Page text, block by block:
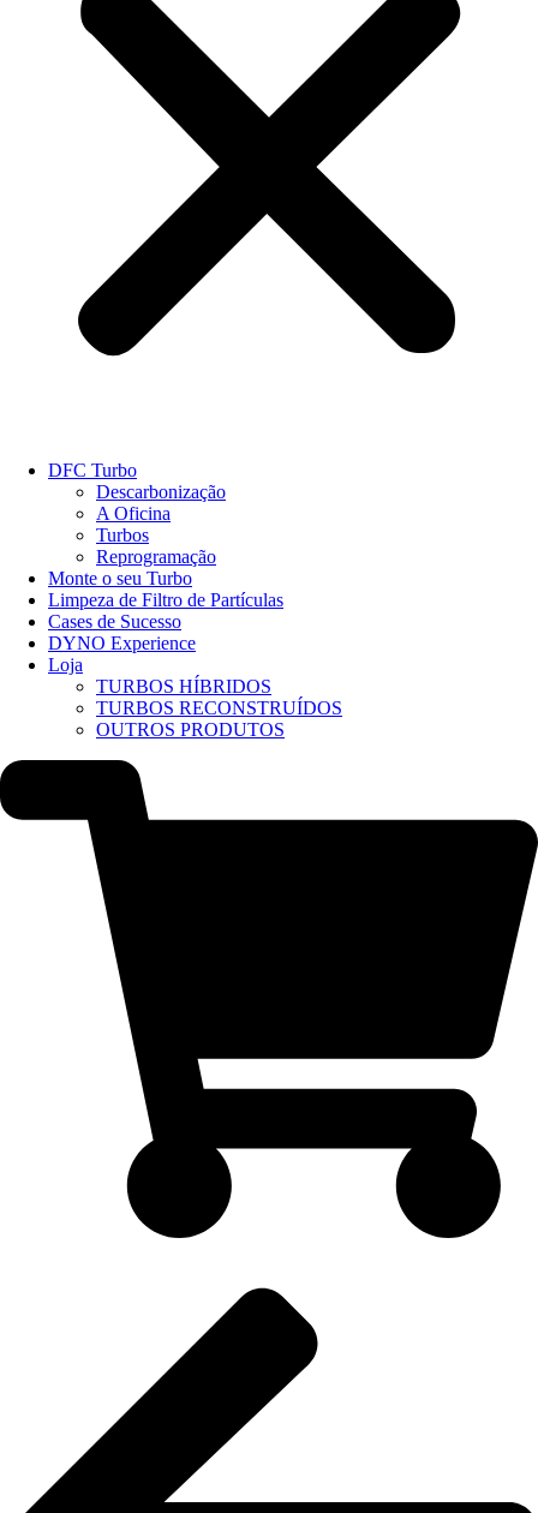
DFC Turbo
Descarbonização
A Oficina
Turbos
Reprogramação
Monte o seu Turbo
Limpeza de Filtro de Partículas
Cases de Sucesso
DYNO Experience
Loja
TURBOS HÍBRIDOS
TURBOS RECONSTRUÍDOS
OUTROS PRODUTOS